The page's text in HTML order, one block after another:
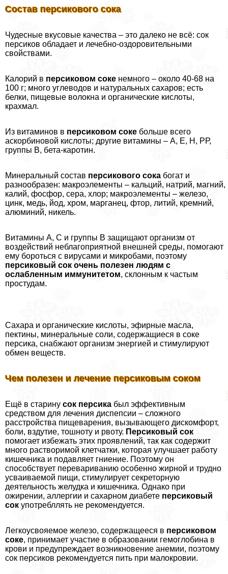
Состав персикового сока
Чудесные вкусовые качества – это далеко не всё: сок
персиков обладает и лечебно-оздоровительными
свойствами.
Калорий в персиковом соке немного – около 40-68 на
100 г; много углеводов и натуральных сахаров; есть
белки, пищевые волокна и органические кислоты,
крахмал.
Из витаминов в персиковом соке больше всего
аскорбиновой кислоты; другие витамины – А, Е, Н, РР,
группы В, бета-каротин.
Минеральный состав персикового сока богат и
разнообразен: макроэлементы – кальций, натрий, магний,
калий, фосфор, сера, хлор; макроэлементы – железо,
цинк, медь, йод, хром, марганец, фтор, литий, кремний,
алюминий, никель.
Витамины А, С и группы В защищают организм от
воздействий нeблагоприятной внешней среды, помогают
ему бороться с вирусами и микробами, поэтому
персиковый сок очень полезен людям с
ослабленным иммунитетом, склонным к частым
простудам.
Сахара и органические кислоты, эфирные масла,
пектины, минеральные соли, содержащиеся в соке
персика, снабжают организм энергией и стимулируют
обмен веществ.
Чем полезен и лечение персиковым соком
Ещё в старину сок персика был эффективным
средством для лечения диспепсии – сложного
расстройства пищеварения, вызывающего дискомфорт,
боли, вздутие, тошноту и рвоту. Персиковый сок
помогает избежать этих проявлений, так как содержит
много растворимой клетчатки, которая улучшает работу
кишечника и подавляет гниение. Поэтому он
способствует перевариванию особенно жирной и трудно
усваиваемой пищи, стимулирует секреторную
деятельность желудка и кишечника. Однако при
ожирении, аллергии и сахарном диабете персиковый
сок употрeбллять не рекомендуется.
Легкоусвояемое железо, содержащееся в персиковом
соке, принимает участие в образовании гемоглобина в
крови и предупреждает возникновение анемии, поэтому
сок персиков рекомендуется пить при малокровии.